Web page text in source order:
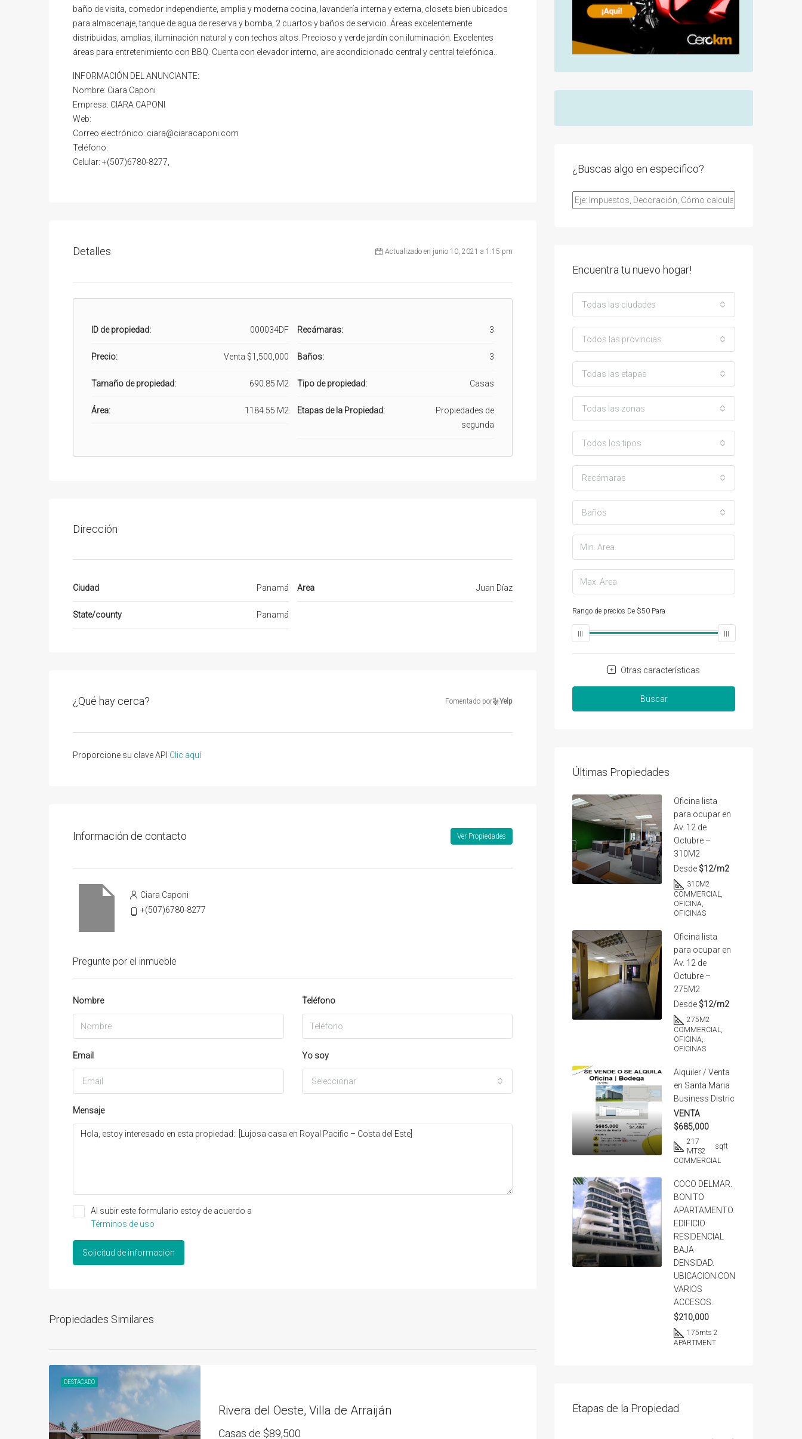
baño de visita, comedor independiente, amplia y moderna cocina, lavandería interna y externa, closets bien ubicados
para almacenaje, tanque de agua de reserva y bomba, 2 cuartos y baños de servicio. Áreas excelentemente
distribuidas, amplias, iluminación natural y con techos altos. Precioso y verde jardín con iluminación. Excelentes
áreas para entretenimiento con BBQ. Cuenta con elevador interno, aire acondicionado central y central telefónica..
INFORMACIÓN DEL ANUNCIANTE:
Nombre: Ciara Caponi
Empresa: CIARA CAPONI
Web:
Correo electrónico: ciara@ciaracaponi.com
Teléfono:
Celular: +(507)6780-8277,
Detalles Actualizado en junio 10, 2021 a 1:15 pm
ID de propiedad: 000034DF
Precio: Venta $1,500,000
Tamaño de propiedad: 690.85 M2
Área: 1184.55 M2
Recámaras: 3
Baños: 3
Tipo de propiedad: Casas
Etapas de la Propiedad:
Propiedades de
segunda
Dirección
Ciudad Panamá
State/county Panamá
Area Juan Díaz
¿Qué hay cerca? Fomentado por Yelp
Proporcione su clave API Clic aquí
Información de contacto Ver Propiedades
Ciara Caponi
+(507)6780-8277
Pregunte por el inmueble
Nombre Teléfono
Email Yo soy
Seleccionar
Mensaje
Al subir este formulario estoy de acuerdo a
Términos de uso
Solicitud de información
Propiedades Similares
DESTACADO
Rivera del Oeste, Villa de Arraiján
Casas de $89,500
¿Buscas algo en especifico?
Encuentra tu nuevo hogar!
Todas las ciudades
Todos las provincias
Todas las etapas
Todas las zonas
Todos los tipos
Recámaras
Baños
Rango de precios De $50 Para
Otras características
Buscar
Últimas Propiedades
Oficina lista
para ocupar en
Av. 12 de
Octubre –
310M2
Desde $12/m2
310M2
COMMERCIAL,
OFICINA,
OFICINAS
Oficina lista
para ocupar en
Av. 12 de
Octubre –
275M2
Desde $12/m2
275M2
COMMERCIAL,
OFICINA,
OFICINAS
Alquiler / Venta
en Santa Maria
Business Distric
VENTA
$685,000
217
MTS2
sqft
COMMERCIAL
COCO DELMAR.
BONITO
APARTAMENTO.
EDIFICIO
RESIDENCIAL
BAJA
DENSIDAD.
UBICACION CON
VARIOS
ACCESOS.
$210,000
175mts 2
APARTMENT
Etapas de la Propiedad